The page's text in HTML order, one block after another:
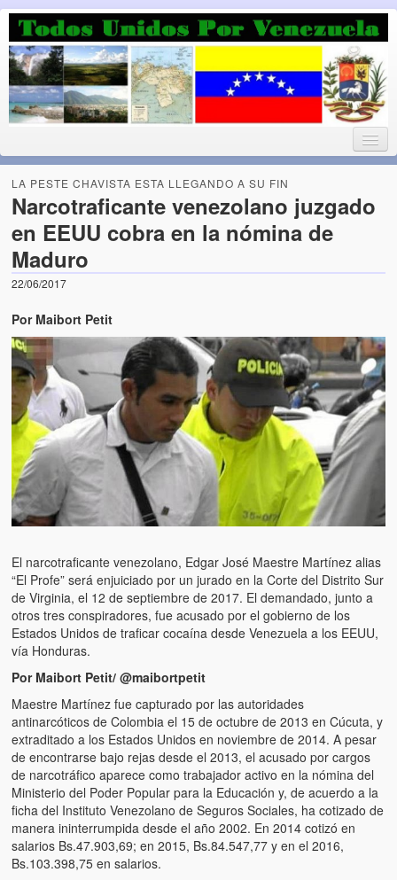
Luchando por la Democracia
Fuera el chavismo, la peor peste que le ha caido a esta tierra
Home
¡Bienvenido!
Blog. (Todos Unidos por Venezuela welcomes you to our Blog)
Acerca de este blog (About this Blog)
Artículos
El Tipo y los Rojos en Los Teques (The Jerk and the Reds in
Teques)
Hablé con Chavistas (I spoke with chavistas)
La burla del Chavez “tan amante de los niños” (The mockery of
Los niños de las calles de Venezuela (Children of the streets of
Venezuela)
Luis y El Mono… en armas (Luis and El Mono… armed)
Puente Llaguno, Miraflores… ¿y Lina?
Radio Emisoras y canales de televisión clausurados por el
de Chávez hasta el 2009
Victimas del 11 de abril de 2002
Víctimas del régimen dictatorial de Chávez desde que tomó el
poder hasta el 31 de diciembre de 2009
Víctimas inocentes de la violencia castrista del 4 de Febrero de
1992
LA PESTE CHAVISTA ESTA LLEGANDO A SU FIN
Narcotraficante venezolano juzgado
en EEUU cobra en la nómina de
Maduro
22/06/2017
Por Maibort Petit
El narcotraficante venezolano, Edgar José Maestre Martínez alias
“El Profe” será enjuiciado por un jurado en la Corte del Distrito Sur
de Virginia, el 12 de septiembre de 2017. El demandado, junto a
otros tres conspiradores, fue acusado por el gobierno de los
Estados Unidos de traficar cocaína desde Venezuela a los EEUU,
vía Honduras.
Por Maibort Petit/ @maibortpetit
Maestre Martínez fue capturado por las autoridades
antinarcóticos de Colombia el 15 de octubre de 2013 en Cúcuta, y
extraditado a los Estados Unidos en noviembre de 2014. A pesar
de encontrarse bajo rejas desde el 2013, el acusado por cargos
de narcotráfico aparece como trabajador activo en la nómina del
Ministerio del Poder Popular para la Educación y, de acuerdo a la
ficha del Instituto Venezolano de Seguros Sociales, ha cotizado de
manera ininterrumpida desde el año 2002. En 2014 cotizó en
salarios Bs.47.903,69; en 2015, Bs.84.547,77 y en el 2016,
Bs.103.398,75 en salarios.